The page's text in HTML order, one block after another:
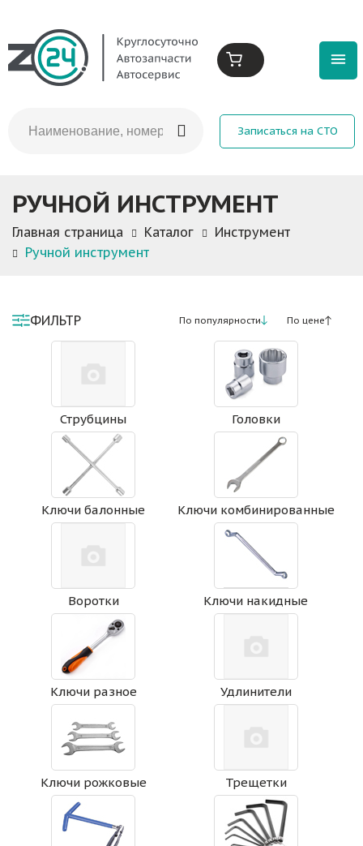
Записаться на СТО
РУЧНОЙ ИНСТРУМЕНТ
Главная страница Каталог
Инструмент
Ручной инструмент
ФИЛЬТР По популярности По цене
Струбцины Головки
Ключи балонные Ключи комбинированные
Воротки Ключи накидные
Ключи разное Удлинители
Ключи рожковые Трещетки